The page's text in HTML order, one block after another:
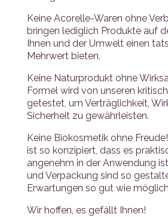
Keine Acorelle-Waren ohne
bringen lediglich Produkte auf
Ihnen und der Umwelt einen
Mehrwert bieten.
Keine Naturprodukt ohne
Formel wird von unseren
getestet, um Verträglichkeit,
Sicherheit zu gewährleisten.
Keine Biokosmetik ohne
ist so konzipiert, dass es
angenehm in der Anwendung
und Verpackung sind so
Erwartungen so gut wie
Wir hoffen, es gefällt Ihnen!